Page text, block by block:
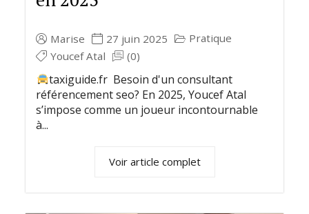
Marise 27 juin 2025
Pratique
Youcef Atal
(0)
taxiguide.fr Besoin d'un consultant
référencement seo? En 2025, Youcef Atal
s’impose comme un joueur incontournable
à...
Voir article complet